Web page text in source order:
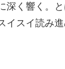
深く響く。
イスイ読み